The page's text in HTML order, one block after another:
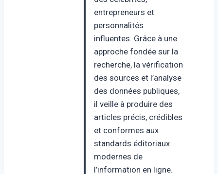
entrepreneurs et
personnalités
influentes. Grâce à une
approche fondée sur la
recherche, la vérification
des sources et l’analyse
des données publiques,
il veille à produire des
articles précis, crédibles
et conformes aux
standards éditoriaux
modernes de
l’information en ligne.